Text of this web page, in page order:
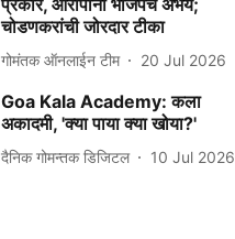
प्रकार, आरोपींना भाजपचे अभय;
चोडणकरांची जोरदार टीका
गोमंतक ऑनलाईन टीम 20 Jul 2026
Goa Kala Academy: कला
अकादमी, 'क्या पाया क्या खोया?'
दैनिक गोमन्तक डिजिटल 10 Jul 2026